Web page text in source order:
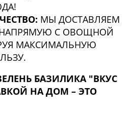
МЫ ДОСТАВЛЯЕМ
С ОВОЩНОЙ
МАКСИМАЛЬНУЮ
БАЗИЛИКА "ВКУС
НА ДОМ – ЭТО